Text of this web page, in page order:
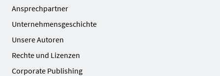
Ansprechpartner
Unternehmensgeschichte
Unsere Autoren
Rechte und Lizenzen
Corporate Publishing